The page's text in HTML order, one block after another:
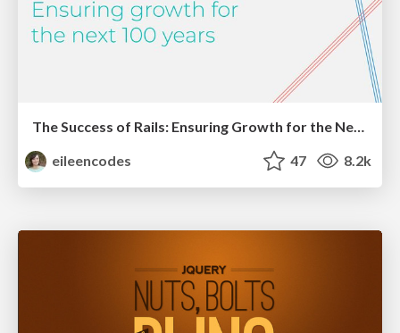
The Success of Rails: Ensuring Growth for the Next 100 Years
eileencodes
47 8.2k